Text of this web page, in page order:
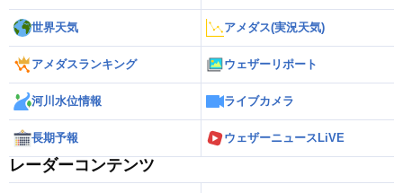
世界天気 アメダス(実況天気)
アメダスランキング ウェザーリポート
河川水位情報 ライブカメラ
長期予報 ウェザーニュースLiVE
レーダーコンテンツ